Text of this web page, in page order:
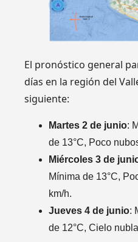
El pronóstico general
días en la región del
siguiente:
Martes 2 de junio:
de 13°C, Poco
Miércoles 3 de
Mínima de 13°C,
km/h.
Jueves 4 de junio:
de 12°C, Cielo